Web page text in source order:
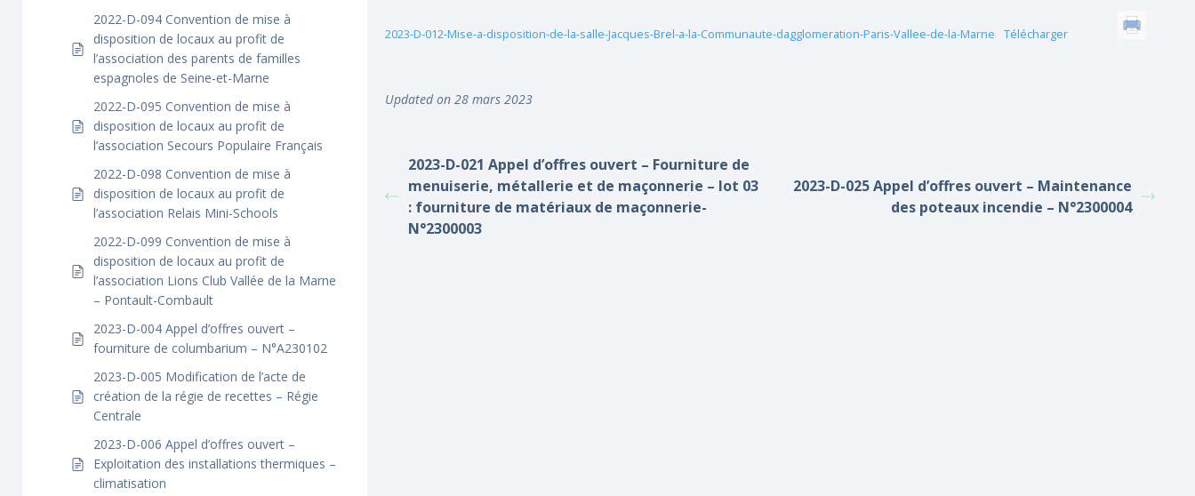
2022-D-094 Convention de mise à
disposition de locaux au profit de
l’association des parents de familles
espagnoles de Seine-et-Marne
2022-D-095 Convention de mise à
disposition de locaux au profit de
l’association Secours Populaire Français
2022-D-098 Convention de mise à
disposition de locaux au profit de
l’association Relais Mini-Schools
2022-D-099 Convention de mise à
disposition de locaux au profit de
l’association Lions Club Vallée de la Marne
– Pontault-Combault
2023-D-004 Appel d’offres ouvert –
fourniture de columbarium – N°A230102
2023-D-005 Modification de l’acte de
création de la régie de recettes – Régie
Centrale
2023-D-006 Appel d’offres ouvert –
Exploitation des installations thermiques –
climatisation
2023-D-012-Mise-a-disposition-de-la-salle-Jacques-Brel-a-la-Communaute-dagglomeration-Paris-Vallee-de-la-Marne Télécharger
Updated on 28 mars 2023
2023-D-021 Appel d’offres ouvert – Fourniture de
menuiserie, métallerie et de maçonnerie – lot 03
: fourniture de matériaux de maçonnerie-
N°2300003
2023-D-025 Appel d’offres ouvert – Maintenance
des poteaux incendie – N°2300004